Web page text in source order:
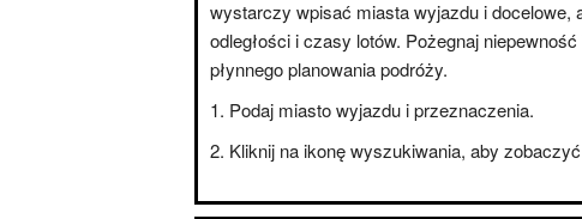
wystarczy wpisać miasta wyjazdu i docelowe,
odległości i czasy lotów. Pożegnaj
płynnego planowania podróży.
Podaj miasto wyjazdu i przeznaczenia.
Kliknij na ikonę wyszukiwania, aby